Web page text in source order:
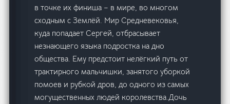
в точке их финиша – в мире, во многом
сходным с Землёй. Мир Средневековья,
куда попадает Сергей, отбрасывает
незнающего языка подростка на дно
общества. Ему предстоит нелёгкий путь от
трактирного мальчишки, занятого уборкой
помоев и рубкой дров, до одного из самых
могущественных людей королевства.Дочь